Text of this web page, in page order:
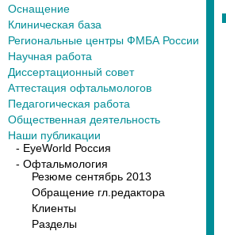
Оснащение
Клиническая база
Региональные центры ФМБА России
Научная работа
Диссертационный совет
Аттестация офтальмологов
Педагогическая работа
Общественная деятельность
Наши публикации
- EyeWorld Россия
- Офтальмология
Резюме сентябрь 2013
Обращение гл.редактора
Клиенты
Разделы